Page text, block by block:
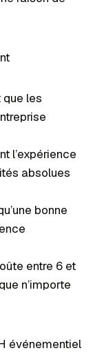
les
l’expérience
absolues
bonne
entre 6 et
n’importe
événementiel